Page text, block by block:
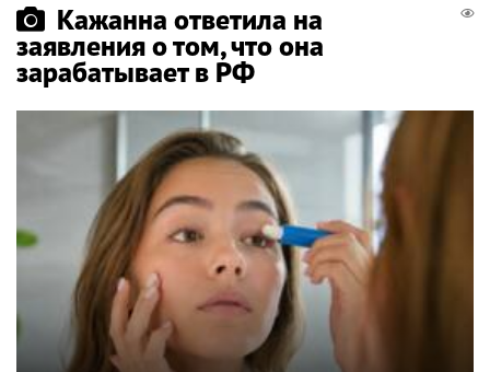
Кажанна ответила на
заявления о том, что она
зарабатывает в РФ